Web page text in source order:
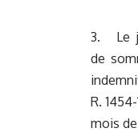
3. Le
de
R.
mois